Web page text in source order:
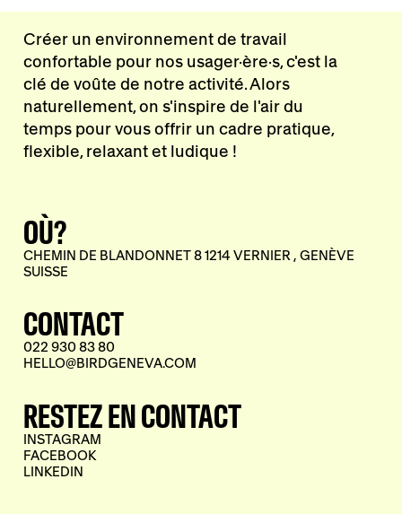
Créer un environnement de travail
confortable pour nos usager·ère·s, c'est la
clé de voûte de notre activité. Alors
naturellement, on s'inspire de l'air du
temps pour vous offrir un cadre pratique,
flexible, relaxant et ludique !
OÙ?
CHEMIN DE BLANDONNET 8 1214 VERNIER , GENÈVE
SUISSE
CONTACT
022 930 83 80
HELLO@BIRDGENEVA.COM
RESTEZ EN CONTACT
INSTAGRAM
FACEBOOK
LINKEDIN